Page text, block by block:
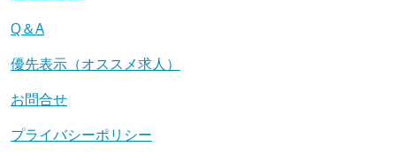
Q＆A
優先表示（オススメ求人）
お問合せ
プライバシーポリシー